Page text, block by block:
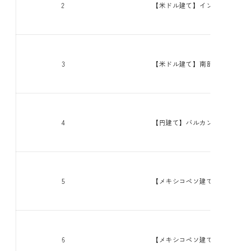
2 【米ドル建て】インド
3 【米ドル建て】南部メ
4 【円建て】バルカン地
5 【メキシコペソ建て】
6 【メキシコペソ建て】